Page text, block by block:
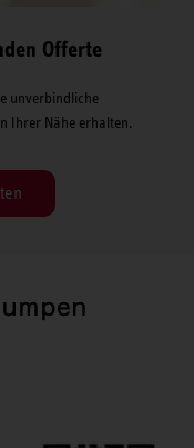
Offerte
unverbindliche
Ihrer Nähe erhalten.